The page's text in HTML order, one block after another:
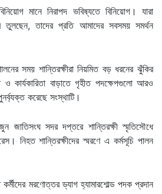
মানে নিরাপদ ভবিষ্যতে বিনিয়োগ। যারা
তুলছেন, তাদের প্রতি আমাদের সবসময় সমর্থন
সময় শান্তিরক্ষীরা নিয়মিত বড় ধরনের ঝুঁকির
কার্যকারিতা বাড়াতে গৃহীত পদক্ষেপগুলো আরও
করেছে সংস্থাটি।
জাতিসংঘ সদর দপ্তরে শান্তিরক্ষী স্মৃতিসৌধে
নিহত শান্তিরক্ষীদের স্মরণে এ কর্মসূচি পালন
মরণোত্তর ড্যাগ হ্যামারশোল্ড পদক প্রদান